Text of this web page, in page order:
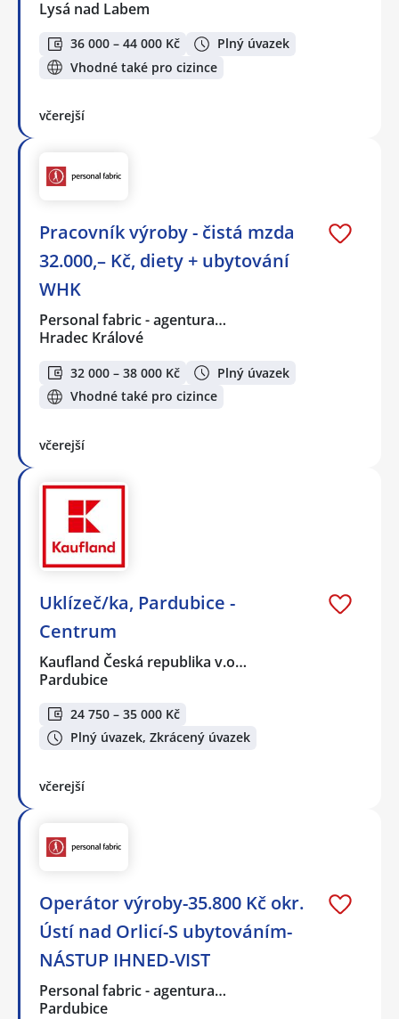
Lysá nad Labem
36 000 – 44 000 Kč
Plný úvazek
Vhodné také pro cizince
včerejší
Pracovník výroby - čistá mzda
32.000,– Kč, diety + ubytování
WHK
Personal fabric - agentura…
Hradec Králové
32 000 – 38 000 Kč
Plný úvazek
Vhodné také pro cizince
včerejší
Uklízeč/ka, Pardubice -
Centrum
Kaufland Česká republika v.o…
Pardubice
24 750 – 35 000 Kč
Plný úvazek, Zkrácený úvazek
včerejší
Operátor výroby-35.800 Kč okr.
Ústí nad Orlicí-S ubytováním-
NÁSTUP IHNED-VIST
Personal fabric - agentura…
Pardubice